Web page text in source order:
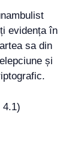
evidența în
sa din
și